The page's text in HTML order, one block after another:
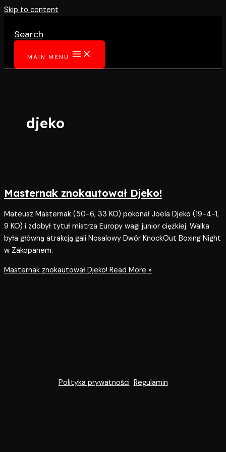
Skip to content
Search
MAIN MENU
djeko
Masternak znokautował Djeko!
Mateusz Masternak (50-6, 33 KO) pokonał Joela Djeko (19-4-1,
9 KO) i zdobył tytuł mistrza Europy wagi junior ciężkiej. Walka
była główną atrakcją gali Nosalowy Dwór KnockOut Boxing Night
w Zakopanem.
Masternak znokautował Djeko! Read More »
Polityka prywatności Regulamin